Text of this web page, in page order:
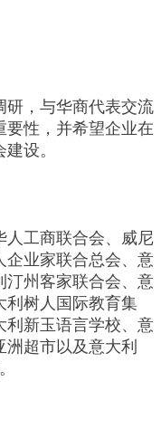
研，与华商代表交流
要性，并希望企业在
设。
人工商联合会、威尼
企业家联合总会、意
汀州客家联合会、意
利树人国际教育集
利新玉语言学校、意
超市以及意大利